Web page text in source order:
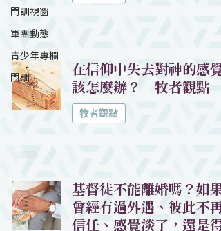
門訓視窗
軍團動態
青少年專欄
門訓
在信仰中失去對神的感覺
該怎麼辦？｜牧者觀點
牧者觀點
基督徒不能離婚嗎？如果
曾經有過外遇、彼此不再
信任、感覺淡了，還是得